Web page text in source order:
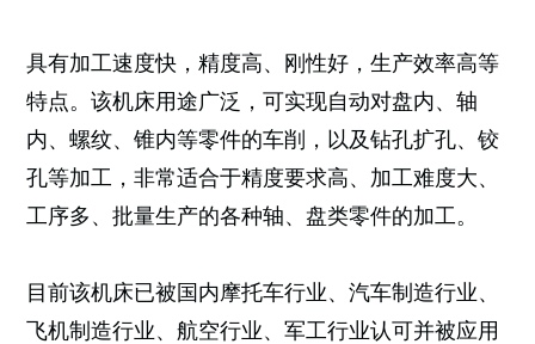
具有加工速度快，精度高、刚性好，生产效率高等
特点。该机床用途广泛，可实现自动对盘内、轴
内、螺纹、锥内等零件的车削，以及钻孔扩孔、铰
孔等加工，非常适合于精度要求高、加工难度大、
工序多、批量生产的各种轴、盘类零件的加工。
目前该机床已被国内摩托车行业、汽车制造行业、
飞机制造行业、航空行业、军工行业认可并被应用